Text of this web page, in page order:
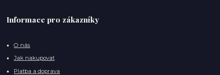
Informace pro zákazníky
O nás
Jak nakupovat
Platba a doprava